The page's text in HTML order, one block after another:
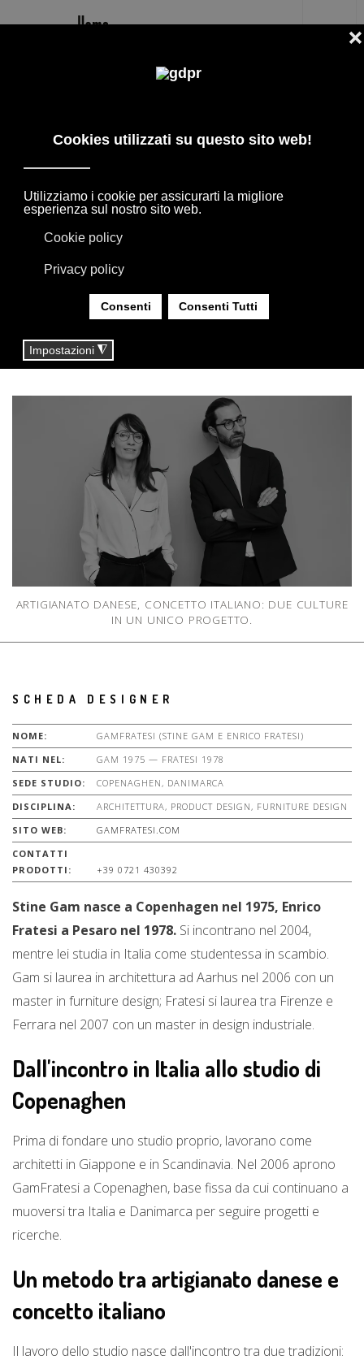
I MIGLIORI DESIGNERS + ARCHITETTI, LE
COLLABORAZIONI CON I BRAND
D'ARREDAMENTO CASA. I PRODOTTI
NASCONO DALL'INCONTRO CON I DESIGNER
INTERNAZIONALI, GRAZIE ALLA LORO
ESPERIENZA DANNO VITA A COLLEZIONI
SEI QUI:HOME | DESIGNER | DESIGNERS
GAMFRATESI DESIGNER
ARTIGIANATO DANESE, CONCETTO ITALIANO: DUE CULTURE
IN UN UNICO PROGETTO.
SCHEDA DESIGNER
NOME:
GAMFRATESI (STINE GAM E ENRICO FRATESI)
NATI NEL:
GAM 1975 — FRATESI 1978
SEDE STUDIO:
COPENAGHEN, DANIMARCA
DISCIPLINA:
ARCHITETTURA, PRODUCT DESIGN, FURNITURE DESIGN
SITO WEB:
GAMFRATESI.COM
CONTATTI
PRODOTTI:
+39 0721 430392
Stine Gam nasce a Copenhagen nel 1975, Enrico
Fratesi a Pesaro nel 1978. Si incontrano nel 2004,
mentre lei studia in Italia come studentessa in scambio.
Gam si laurea in architettura ad Aarhus nel 2006 con un
master in furniture design; Fratesi si laurea tra Firenze e
Ferrara nel 2007 con un master in design industriale.
Dall'incontro in Italia allo studio di
Copenaghen
Prima di fondare uno studio proprio, lavorano come
architetti in Giappone e in Scandinavia. Nel 2006 aprono
GamFratesi a Copenaghen, base fissa da cui continuano a
muoversi tra Italia e Danimarca per seguire progetti e
ricerche.
Un metodo tra artigianato danese e
concetto italiano
Il lavoro dello studio nasce dall'incontro tra due tradizioni: